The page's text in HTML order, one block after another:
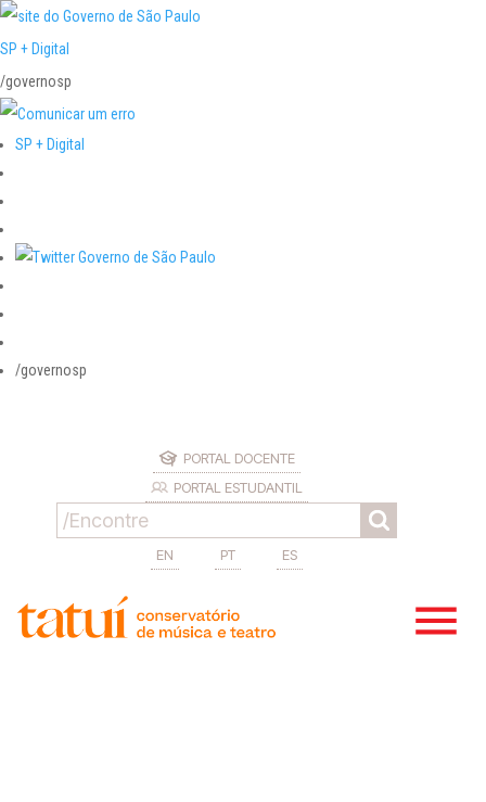
SP + Digital
/governosp
SP + Digital
/governosp
PORTAL DOCENTE
PORTAL ESTUDANTIL
EN PT ES